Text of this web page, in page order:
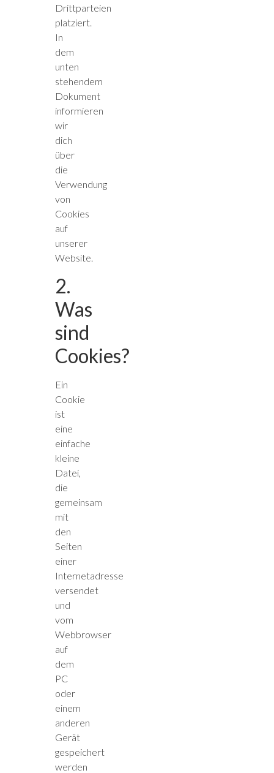
Drittparteien
platziert.
In
dem
unten
stehendem
Dokument
informieren
wir
dich
über
die
Verwendung
von
Cookies
auf
unserer
Website.
2.
Was
sind
Cookies?
Ein
Cookie
ist
eine
einfache
kleine
Datei,
die
gemeinsam
mit
den
Seiten
einer
Internetadresse
versendet
und
vom
Webbrowser
auf
dem
PC
oder
einem
anderen
Gerät
gespeichert
werden